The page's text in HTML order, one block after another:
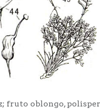
fruto oblongo,